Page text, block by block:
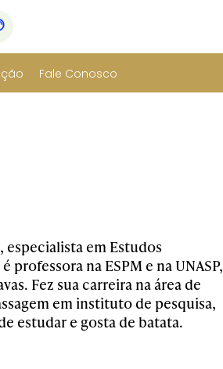
Fale Conosco
especialista em Estudos
na ESPM e na UNASP,
Fez sua carreira na área de
em instituto de pesquisa,
estudar e gosta de batata.